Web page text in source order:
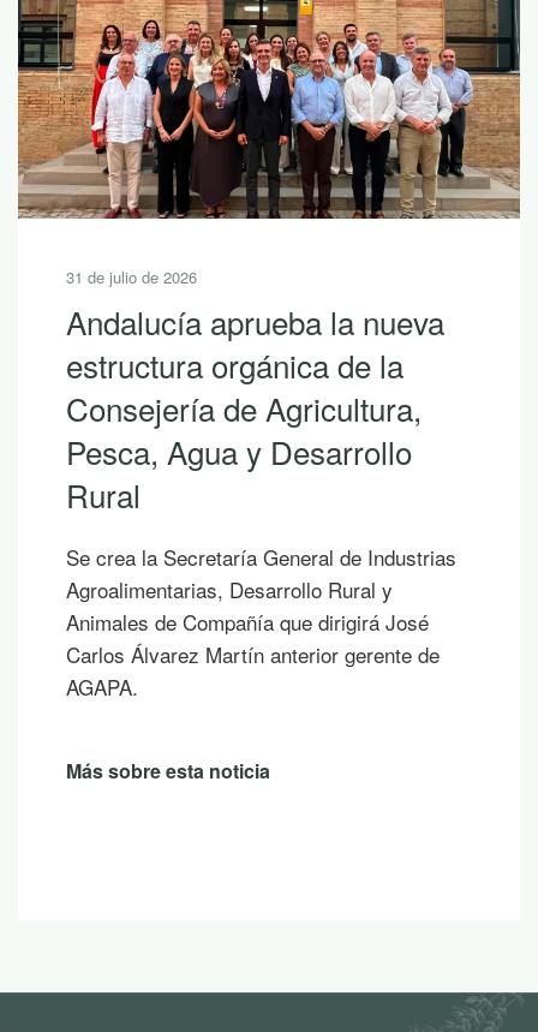
31 de julio de 2026
Andalucía aprueba la nueva
estructura orgánica de la
Consejería de Agricultura,
Pesca, Agua y Desarrollo
Rural
Se crea la Secretaría General de Industrias
Agroalimentarias, Desarrollo Rural y
Animales de Compañía que dirigirá José
Carlos Álvarez Martín anterior gerente de
AGAPA.
Más sobre esta noticia